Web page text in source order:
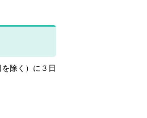
を除く）に３日